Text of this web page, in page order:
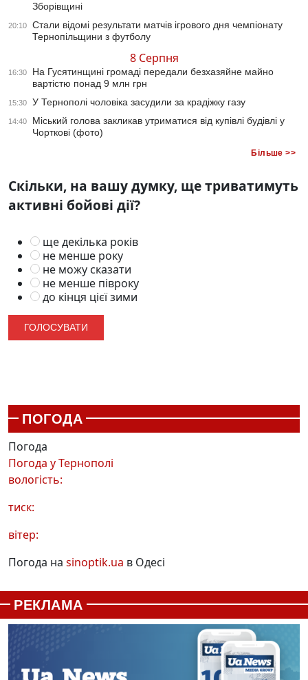
Зборівщині
20:10
Стали відомі результати матчів ігрового дня чемпіонату
Тернопільщини з футболу
8 Серпня
16:30
На Гусятинщині громаді передали безхазяйне майно
вартістю понад 9 млн грн
15:30 У Тернополі чоловіка засудили за крадіжку газу
14:40
Міський голова закликав утриматися від купівлі будівлі у
Чорткові (фото)
Більше >>
Скільки, на вашу думку, ще триватимуть
активні бойові дії?
ще декілька років
не менше року
не можу сказати
не менше півроку
до кінця цієї зими
ПОГОДА
Погода
Погода уТернополі
вологість:
тиск:
вітер:
Погода на sinoptik.ua в Одесі
РЕКЛАМА